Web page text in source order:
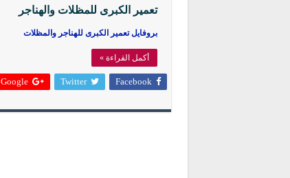
تعمير الكبرى للمظلات والهناجر
بروفايل تعمير الكبرى للهناجر والمظلات
أكمل القراءة »
Facebook
Twitter
Google +